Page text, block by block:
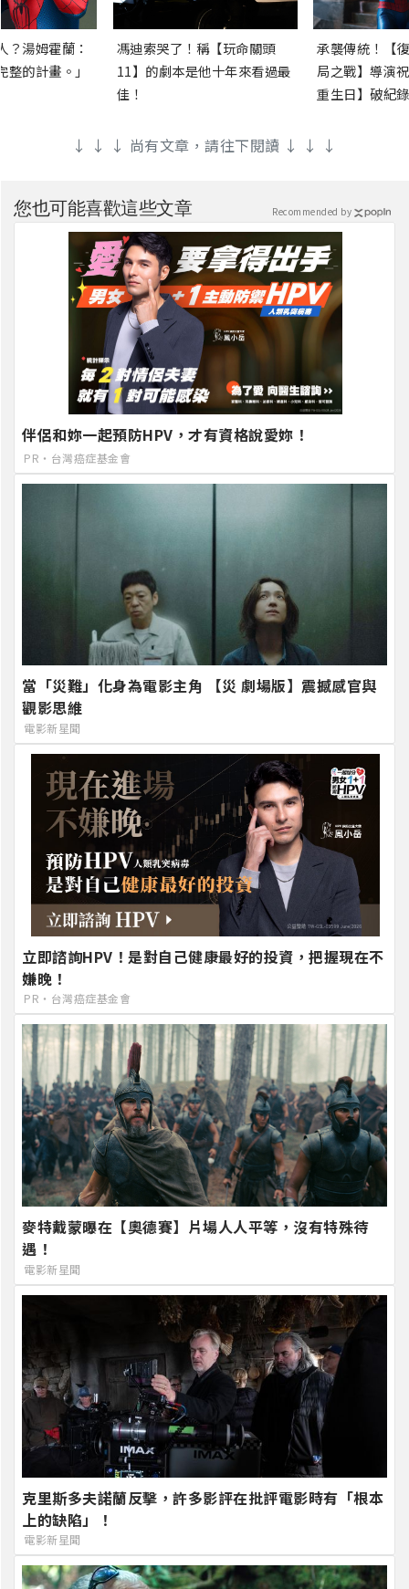
？湯姆霍蘭：
的計畫。」
馮迪索哭了！稱【玩命關頭
11】的劇本是他十年來看過最
佳！
承襲傳統！【
局之戰】導演
重生日】破紀
↓ ↓ ↓ 尚有文章，請往下閱讀 ↓ ↓ ↓
您也可能喜歡這些文章
伴侶和妳一起預防HPV，才有資格說愛妳！
PR・台灣癌症基金會
當「災難」化身為電影主角 【災 劇場版】震撼感官與
觀影思維
電影新星聞
立即諮詢HPV！是對自己健康最好的投資，把握現在不
嫌晚！
PR・台灣癌症基金會
麥特戴蒙曝在【奧德賽】片場人人平等，沒有特殊待
遇！
電影新星聞
克里斯多夫諾蘭反擊，許多影評在批評電影時有「根本
上的缺陷」！
電影新星聞
Recommended by